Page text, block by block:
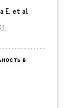
E. et al.
в